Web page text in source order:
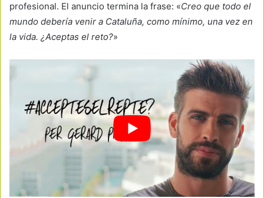
profesional. El anuncio termina la frase: «Creo que todo el
mundo debería venir a Cataluña, como mínimo, una vez en
la vida. ¿Aceptas el reto?»